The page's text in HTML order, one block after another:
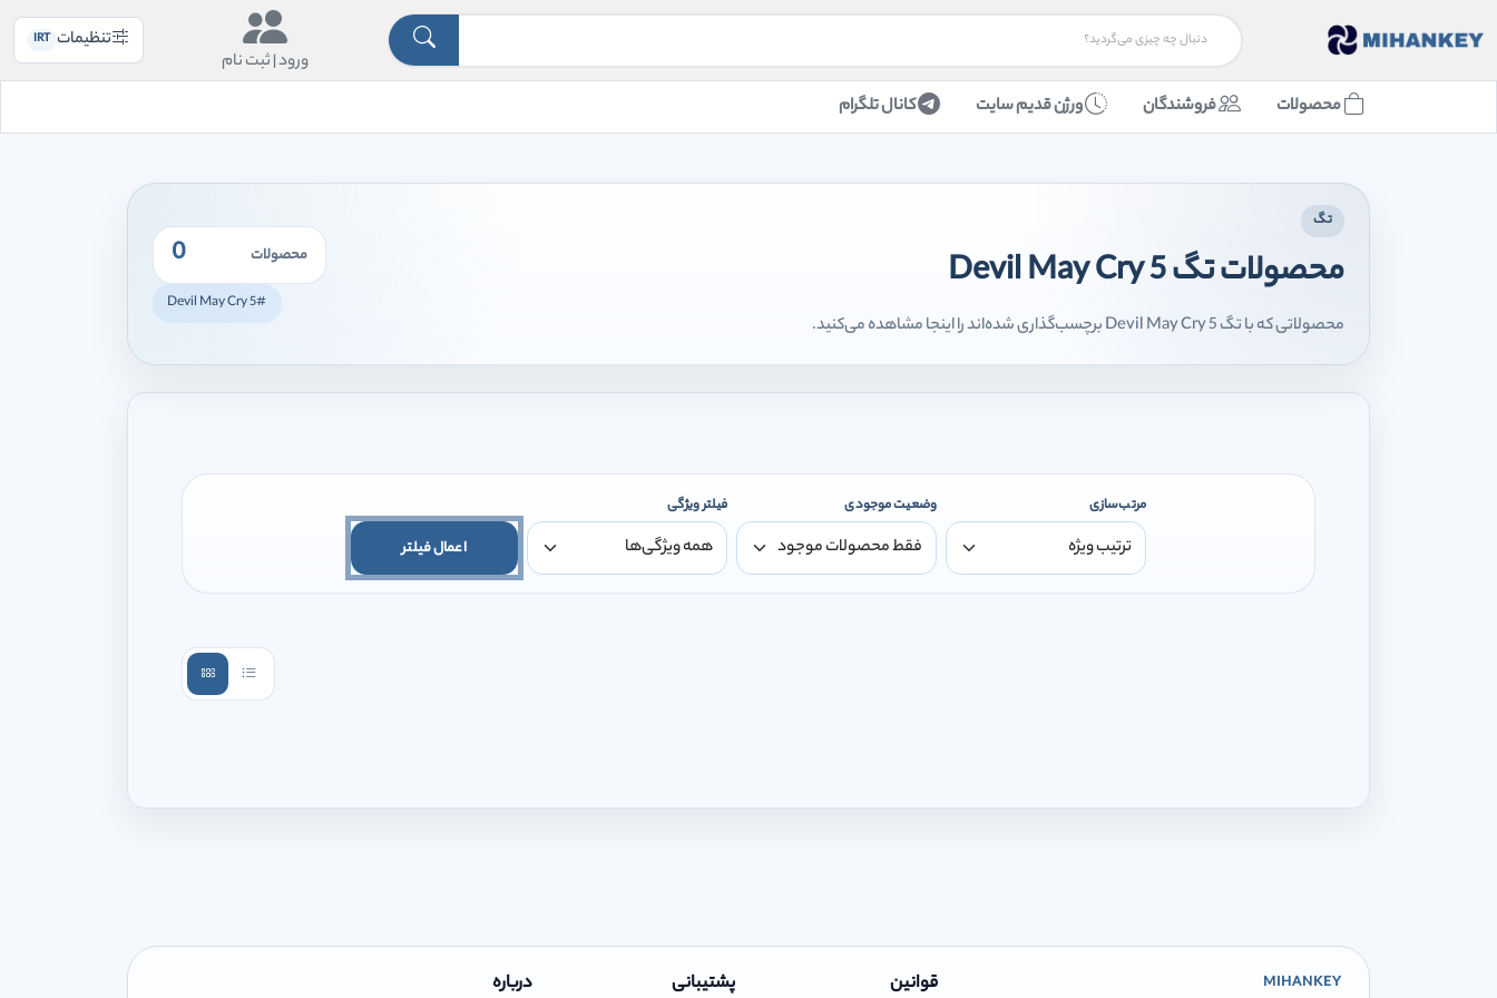
ورود |ثبت نام
تنظیمات IRT
محصولات فروشندگان ورژن قدیم سایت کانال تلگرام
تگ
محصولات تگ Devil May Cry 5
محصولاتی که با تگ Devil May Cry 5 برچسب‌گذاری شده‌اند را اینجا مشاهده می‌کنید.
محصولات 0
#Devil May Cry 5
مرتب‌سازی وضعیت موجودی فیلتر ویژگی
اعمال فیلتر
MIHANKEY قوانین پشتیبانی درباره